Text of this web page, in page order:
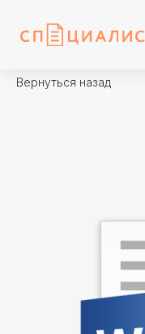
Вернуться назад